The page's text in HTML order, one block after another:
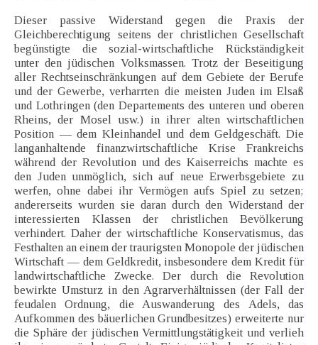
Dieser passive Widerstand gegen die Praxis der
Gleichberechtigung seitens der christlichen Gesellschaft
begünstigte die sozial-wirtschaftliche Rückständigkeit
unter den jüdischen Volksmassen. Trotz der Beseitigung
aller Rechtseinschränkungen auf dem Gebiete der Berufe
und der Gewerbe, verharrten die meisten Juden im Elsaß
und Lothringen (den Departements des unteren und oberen
Rheins, der Mosel usw.) in ihrer alten wirtschaftlichen
Position — dem Kleinhandel und dem Geldgeschäft. Die
langanhaltende finanzwirtschaftliche Krise Frankreichs
während der Revolution und des Kaiserreichs machte es
den Juden unmöglich, sich auf neue Erwerbsgebiete zu
werfen, ohne dabei ihr Vermögen aufs Spiel zu setzen;
andererseits wurden sie daran durch den Widerstand der
interessierten Klassen der christlichen Bevölkerung
verhindert. Daher der wirtschaftliche Konservatismus, das
Festhalten an einem der traurigsten Monopole der jüdischen
Wirtschaft — dem Geldkredit, insbesondere dem Kredit für
landwirtschaftliche Zwecke. Der durch die Revolution
bewirkte Umsturz in den Agrarverhältnissen (der Fall der
feudalen Ordnung, die Auswanderung des Adels, das
Aufkommen des bäuerlichen Grundbesitzes) erweiterte nur
die Sphäre der jüdischen Vermittlungstätigkeit und verlieh